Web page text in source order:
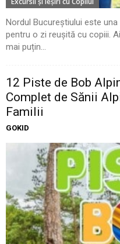
Nordul Bucureștiului este
pentru o zi reușită cu copiii.
mai puțin...
12 Piste de Bob
Complet de Sănii
Familii
GOKID